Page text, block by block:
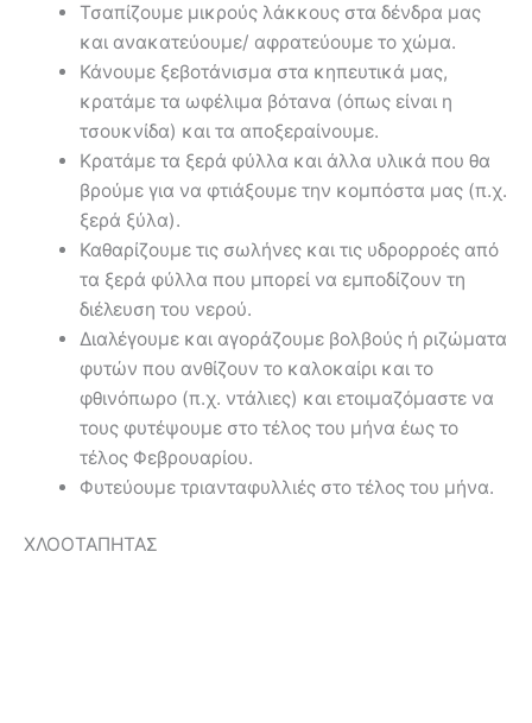
Τσαπίζουμε μικρούς λάκκους στα δένδρα μας
και ανακατεύουμε/ αφρατεύουμε το χώμα.
Κάνουμε ξεβοτάνισμα στα κηπευτικά μας,
κρατάμε τα ωφέλιμα βότανα (όπως είναι η
τσουκνίδα) και τα αποξεραίνουμε.
Κρατάμε τα ξερά φύλλα και άλλα υλικά που θα
βρούμε για να φτιάξουμε την κομπόστα μας (π.χ.
ξερά ξύλα).
Καθαρίζουμε τις σωλήνες και τις υδρορροές από
τα ξερά φύλλα που μπορεί να εμποδίζουν τη
διέλευση του νερού.
Διαλέγουμε και αγοράζουμε βολβούς ή ριζώματα
φυτών που ανθίζουν το καλοκαίρι και το
φθινόπωρο (π.χ. ντάλιες) και ετοιμαζόμαστε να
τους φυτέψουμε στο τέλος του μήνα έως το
τέλος Φεβρουαρίου.
Φυτεύουμε τριανταφυλλιές στο τέλος του μήνα.
ΧΛΟΟΤΑΠΗΤΑΣ